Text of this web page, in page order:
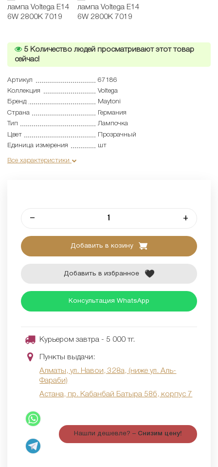
5 Количество людей просматривают этот товар
сейчас!
Артикул
67186
Коллекция
Voltega
Бренд
Maytoni
Страна
Германия
Тип
Лампочка
Цвет
Прозрачный
Единица измерения
шт
Все характеристики
– +
Добавить в козину
Добавить в избранное
Консультация WhatsApp
Курьером завтра - 5 000 тг.
Пункты выдачи:
Алматы, ул. Навои, 328а, (ниже ул. Аль-
Фараби)
Астана, пр. Кабанбай Батыра 58б, корпус 7
Нашли дешевле? – Снизим цену!